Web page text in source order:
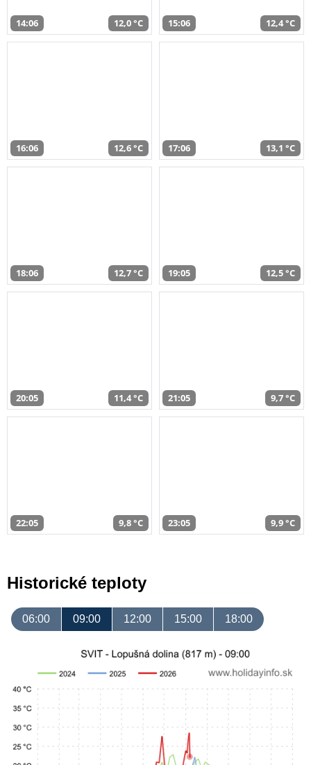
14:06 12,0 °C 15:06 12,4 °C
16:06 12,6 °C 17:06 13,1 °C
18:06 12,7 °C 19:05 12,5 °C
20:05 11,4 °C 21:05 9,7 °C
22:05 9,8 °C 23:05 9,9 °C
Historické teploty
06:00 09:00 12:00 15:00 18:00